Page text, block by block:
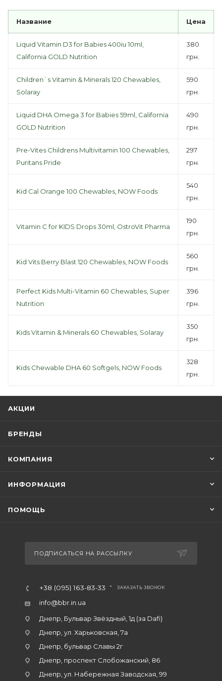
Название Цена
Liquid Vitamin D3 for Babies 400iu 10ml,
California GOLD Nutrition
380
грн.
Children`s Vitamin & Minerals 120 Chewables,
Solaray
590
грн.
Liquid DHA Omega 3 for Babies 59ml, California
GOLD Nutrition
490
грн.
Pre-Vites Childrens Multivitamin 100 Chewables,
Puritans Pride
297
грн.
Kid Cal Orange 100 Chewables, NOW Foods
540
грн.
Vitamin C for KIDS Drops 30ml, OstroVit Pharma
190
грн.
Kid Vits Berry Blast 120 Chewables, NOW Foods
560
грн.
Perfect Kids Multi-Vitamin 60 Chewables, Super
Nutrition
396
грн.
Kids Vitamin & Minerals 60 Chewables, Solaray
350
грн.
Kids Chewable DHA 60 Softgels, NOW Foods
328
грн.
АКЦИИ
БРЕНДЫ
КОМПАНИЯ
ИНФОРМАЦИЯ
ПОМОЩЬ
ПОДПИСАТЬСЯ НА РАССЫЛКУ
+38 (095) 163-83-33 ЗАКАЗАТЬ ЗВОНОК
info@bbr.in.ua
Днепр, Бульвар Звёздный, 1д (за Dafi)
Днепр, ул. Харьковская, 7а
Днепр, бульвар Славы 2г
Днепр, проспект Слобожанский, 86
Днепр, ул. Набережная Заводская, 99